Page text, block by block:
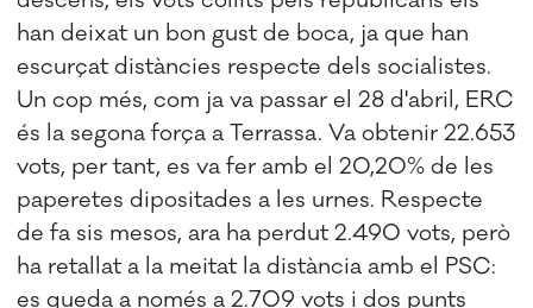
han deixat un bon gust de boca, ja que han
escurçat distàncies respecte dels socialistes.
Un cop més, com ja va passar el 28 d'abril, ERC
és la segona força a Terrassa. Va obtenir 22.653
vots, per tant, es va fer amb el 20,20% de les
paperetes dipositades a les urnes. Respecte
de fa sis mesos, ara ha perdut 2.490 vots, però
ha retallat a la meitat la distància amb el PSC:
es queda a només a 2.709 vots i dos punts